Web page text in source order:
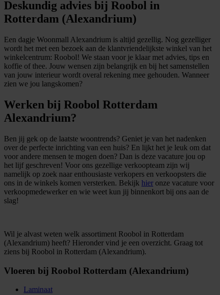
Deskundig advies bij Roobol in
Rotterdam (Alexandrium)
Een dagje Woonmall Alexandrium is altijd gezellig. Nog gezelliger
wordt het met een bezoek aan de klantvriendelijkste winkel van het
winkelcentrum: Roobol! We staan voor je klaar met advies, tips en
koffie of thee. Jouw wensen zijn belangrijk en bij het samenstellen
van jouw interieur wordt overal rekening mee gehouden. Wanneer
zien we jou langskomen?
Werken bij Roobol Rotterdam
Alexandrium?
Ben jij gek op de laatste woontrends? Geniet je van het nadenken
over de perfecte inrichting van een huis? En lijkt het je leuk om dat
voor andere mensen te mogen doen? Dan is deze vacature jou op
het lijf geschreven! Voor ons gezellige verkoopteam zijn wij
namelijk op zoek naar enthousiaste verkopers en verkoopsters die
ons in de winkels komen versterken. Bekijk hier onze vacature voor
verkoopmedewerker en wie weet kun jij binnenkort bij ons aan de
slag!
Wil je alvast weten welk assortiment Roobol in Rotterdam
(Alexandrium) heeft? Hieronder vind je een overzicht. Graag tot
ziens bij Roobol in Rotterdam (Alexandrium).
Vloeren bij Roobol Rotterdam (Alexandrium)
Laminaat